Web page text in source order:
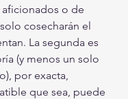
o de
cosecharán el
La segunda es
(y menos un solo
por exacta,
que sea, puede